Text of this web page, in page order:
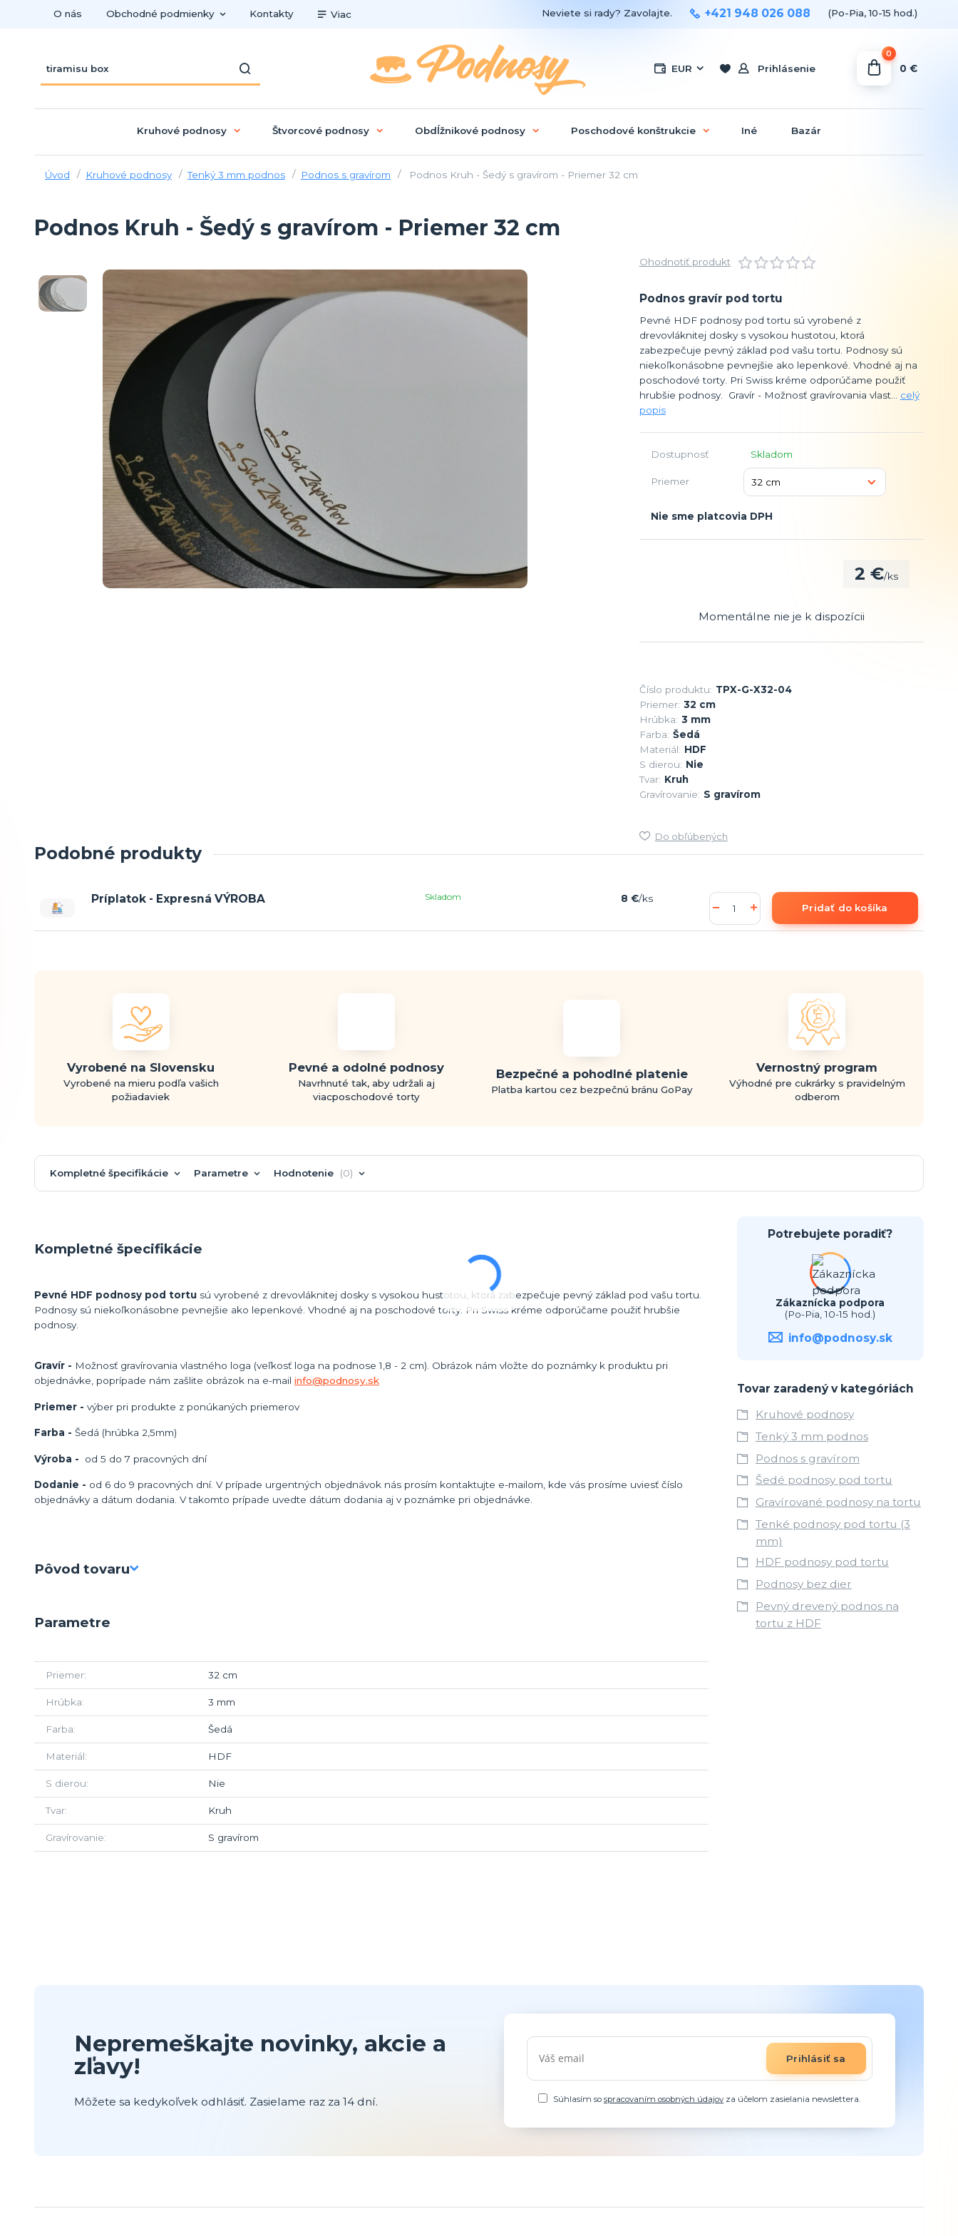
O nás Obchodné podmienky Kontakty Viac
EUR Prihlásenie
Neviete si rady? Zavolajte. +421 948 026 088 (Po-Pia, 10-15 hod.)
0
0 €
Kruhové podnosy Štvorcové podnosy Obdĺžnikové podnosy Poschodové konštrukcie Iné Bazár
Úvod Kruhové podnosy Tenký 3 mm podnos Podnos s gravírom Podnos Kruh - Šedý s gravírom - Priemer 32 cm
Podnos Kruh - Šedý s gravírom - Priemer 32 cm
Ohodnotiť produkt
Podnos gravír pod tortu
Pevné HDF podnosy pod tortu sú vyrobené z
drevovláknitej dosky s vysokou hustotou, ktorá
zabezpečuje pevný základ pod vašu tortu. Podnosy sú
niekoľkonásobne pevnejšie ako lepenkové. Vhodné aj na
poschodové torty. Pri Swiss kréme odporúčame použiť
hrubšie podnosy. Gravír - Možnosť gravírovania vlast... celý
popis
Dostupnosť Skladom
Priemer
Nie sme platcovia DPH
2 €/ks
Momentálne nie je k dispozícii
Číslo produktu: TPX-G-X32-04
Priemer: 32 cm
Hrúbka: 3 mm
Farba: Šedá
Materiál: HDF
S dierou: Nie
Tvar: Kruh
Gravírovanie: S gravírom
Do obľúbených
Podobné produkty
Príplatok - Expresná VÝROBA 8 €/ks
Skladom
Pridať do košíka
Vyrobené na Slovensku
Vyrobené na mieru podľa vašich
požiadaviek
Pevné a odolné podnosy
Navrhnuté tak, aby udržali aj
viacposchodové torty
Bezpečné a pohodlné platenie
Platba kartou cez bezpečnú bránu GoPay
Vernostný program
Výhodné pre cukrárky s pravidelným
odberom
Kompletné špecifikácie Parametre Hodnotenie 0
Kompletné špecifikácie
Pevné HDF podnosy pod tortu sú vyrobené z drevovláknitej dosky s vysokou hustotou, ktorá zabezpečuje pevný základ pod vašu tortu.
Podnosy sú niekoľkonásobne pevnejšie ako lepenkové. Vhodné aj na poschodové torty. Pri Swiss kréme odporúčame použiť hrubšie
podnosy.
Gravír - Možnosť gravírovania vlastného loga (veľkosť loga na podnose 1,8 - 2 cm). Obrázok nám vložte do poznámky k produktu pri
objednávke, poprípade nám zašlite obrázok na e-mail info@podnosy.sk
Priemer - výber pri produkte z ponúkaných priemerov
Farba - Šedá (hrúbka 2,5mm)
Výroba - od 5 do 7 pracovných dní
Dodanie - od 6 do 9 pracovných dní. V prípade urgentných objednávok nás prosím kontaktujte e-mailom, kde vás prosíme uviesť číslo
objednávky a dátum dodania. V takomto prípade uvedte dátum dodania aj v poznámke pri objednávke.
Pôvod tovaru
Parametre
Priemer 32 cm
Hrúbka 3 mm
Farba Šedá
Materiál HDF
S dierou Nie
Tvar Kruh
Gravírovanie S gravírom
Potrebujete poradiť?
Zákaznícka podpora
(Po-Pia, 10-15 hod.)
info@podnosy.sk
Tovar zaradený v kategóriách
Kruhové podnosy
Tenký 3 mm podnos
Podnos s gravírom
Šedé podnosy pod tortu
Gravírované podnosy na tortu
Tenké podnosy pod tortu (3
mm)
HDF podnosy pod tortu
Podnosy bez dier
Pevný drevený podnos na
tortu z HDF
Nepremeškajte novinky, akcie a
zľavy!
Môžete sa kedykoľvek odhlásiť. Zasielame raz za 14 dní.
Prihlásiť sa
Súhlasím sospracovaním osobných údajov za účelom zasielania newslettera.